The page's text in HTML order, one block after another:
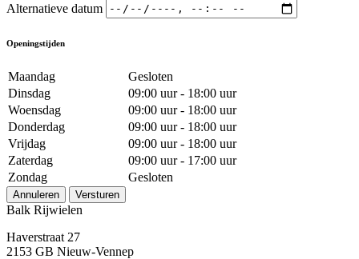
Alternatieve datum
Openingstijden
Maandag
Gesloten
Dinsdag
09:00 uur - 18:00 uur
Woensdag
09:00 uur - 18:00 uur
Donderdag
09:00 uur - 18:00 uur
Vrijdag
09:00 uur - 18:00 uur
Zaterdag
09:00 uur - 17:00 uur
Zondag
Gesloten
Annuleren Versturen
Balk Rijwielen
Haverstraat 27
2153 GB Nieuw-Vennep